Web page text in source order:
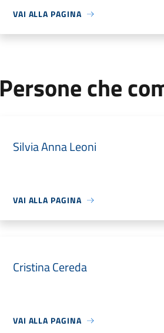
VAI ALLA PAGINA
Persone che
Silvia Anna Leoni
VAI ALLA PAGINA
Cristina Cereda
VAI ALLA PAGINA